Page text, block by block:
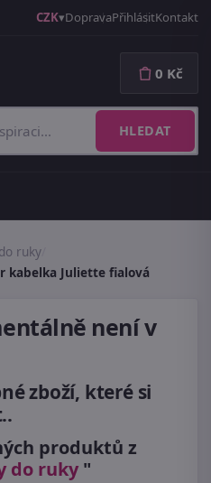
CZK DopravaPřihlásitKontakt
HLEDAT
0 Kč
ruky
kabelka Juliette fialová
není v
zboží, které si
produktů z
do ruky "